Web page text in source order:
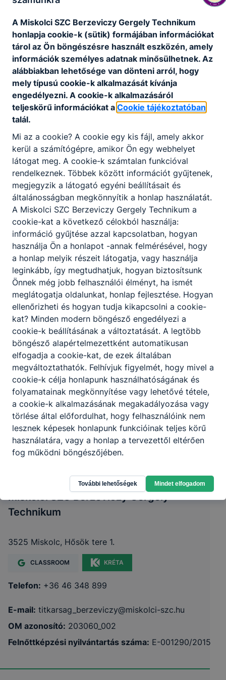
- az egészségfejlesztési programot.
A szakmai programot az intézmény
nevelőtestülete dolgozta ki, fogadta el, és a
fenntartó
jóváhagyásával válik érvényessé.
Szakmai Program_2025_06_27.pdf
Letöltés
Partnereink
Miskolci SZC Berzeviczy Gergely
Technikum
3525 Miskolc, Hősök tere 1.
CLASSROOM KRÉTA
Telefon: +36 46 348 899
E-mail: titkarsag_berzeviczy@miskolci-szc.hu
OM azonosító: 203060_002
Felnőttképzési nyilvántartás száma: E-001290/2015
A Miskolci SZC Berzeviczy Gergely Technikum
honlapja cookie-k (sütik) formájában információkat
tárol az Ön böngészésre használt eszközén, amely
információk személyes adatnak minősülhetnek. Az
alábbiakban lehetősége van dönteni arról, hogy
mely típusú cookie-k alkalmazását kívánja
engedélyezni. A cookie-k alkalmazásáról
teljeskörű információkat a Cookie tájékoztatóban
talál.
Mi az a cookie? A cookie egy kis fájl, amely akkor
kerül a számítógépre, amikor Ön egy webhelyet
látogat meg. A cookie-k számtalan funkcióval
rendelkeznek. Többek között információt gyűjtenek,
megjegyzik a látogató egyéni beállításait és
általánosságban megkönnyítik a honlap használatát.
A Miskolci SZC Berzeviczy Gergely Technikum a
cookie-kat a következő célokból használja:
információ gyűjtése azzal kapcsolatban, hogyan
használja Ön a honlapot -annak felmérésével, hogy
a honlap melyik részeit látogatja, vagy használja
leginkább, így megtudhatjuk, hogyan biztosítsunk
Önnek még jobb felhasználói élményt, ha ismét
meglátogatja oldalunkat, honlap fejlesztése. Hogyan
ellenőrizheti és hogyan tudja kikapcsolni a cookie-
kat? Minden modern böngésző engedélyezi a
cookie-k beállításának a változtatását. A legtöbb
böngésző alapértelmezettként automatikusan
elfogadja a cookie-kat, de ezek általában
megváltoztathatók. Felhívjuk figyelmét, hogy mivel a
cookie-k célja honlapunk használhatóságának és
folyamatainak megkönnyítése vagy lehetővé tétele,
a cookie-k alkalmazásának megakadályozása vagy
törlése által előfordulhat, hogy felhasználóink nem
lesznek képesek honlapunk funkcióinak teljes körű
használatára, vagy a honlap a tervezettől eltérően
fog működni böngészőjében.
További lehetőségek Mindet elfogadom